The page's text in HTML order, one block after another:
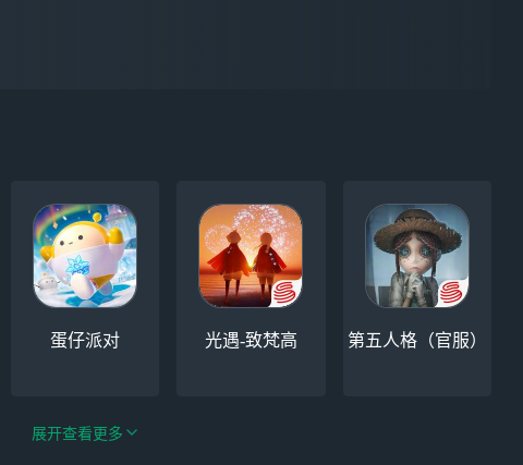
蛋仔派对 光遇-致梵高 第五人格（官服）
展开查看更多